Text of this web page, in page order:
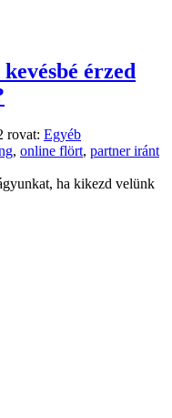
érzed
rovat: Egyéb
, online flört, partner iránt
ha kikezd velünk